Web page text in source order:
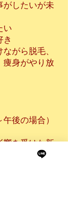
したいが未
い
き
がら脱毛、
痩身がやり放
後の場合）
響を受けた新
受けた社会